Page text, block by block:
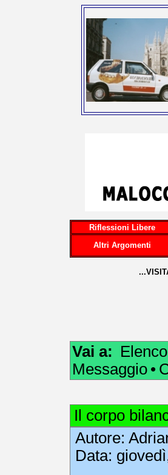
Riflessioni Libere
Altri Argomenti
Vai a:
Messaggio •
Il corpo
Autore:
Data: